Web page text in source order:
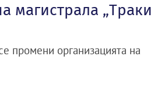
магистрала
промени организацията на